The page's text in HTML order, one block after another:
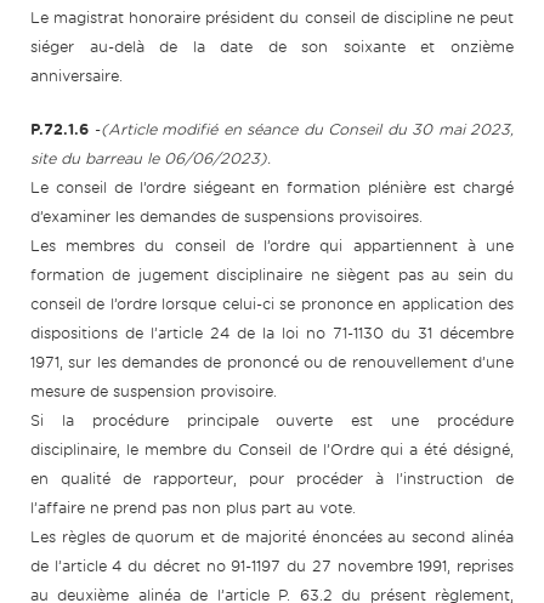
Le magistrat honoraire président du conseil de discipline ne peut
siéger au-delà de la date de son soixante et onzième
anniversaire.
P.72.1.6 -(Article modifié en séance du Conseil du 30 mai 2023,
site du barreau le 06/06/2023).
Le conseil de l’ordre siégeant en formation plénière est chargé
d’examiner les demandes de suspensions provisoires.
Les membres du conseil de l’ordre qui appartiennent à une
formation de jugement disciplinaire ne siègent pas au sein du
conseil de l’ordre lorsque celui-ci se prononce en application des
dispositions de l’article 24 de la loi no 71-1130 du 31 décembre
1971, sur les demandes de prononcé ou de renouvellement d’une
mesure de suspension provisoire.
Si la procédure principale ouverte est une procédure
disciplinaire, le membre du Conseil de l’Ordre qui a été désigné,
en qualité de rapporteur, pour procéder à l’instruction de
l’affaire ne prend pas non plus part au vote.
Les règles de quorum et de majorité énoncées au second alinéa
de l’article 4 du décret no 91-1197 du 27 novembre 1991, reprises
au deuxième alinéa de l’article P. 63.2 du présent règlement,